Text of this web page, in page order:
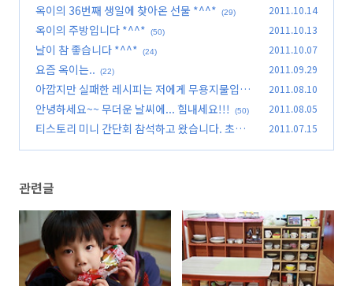
옥이의 36번째 생일에 찾아온 선물 *^^* (29) 2011.10.14
옥이의 주방입니다 *^^* (50) 2011.10.13
날이 참 좋습니다 *^^* (24) 2011.10.07
요즘 옥이는.. (22) 2011.09.29
아깝지만 실패한 레시피는 저에게 무용지물입니
다 ㅠㅠ
(38)
2011.08.10
안녕하세요~~ 무더운 날씨에... 힘내세요!!! (50) 2011.08.05
티스토리 미니 간단회 참석하고 왔습니다. 초대
2011.07.15
관련글